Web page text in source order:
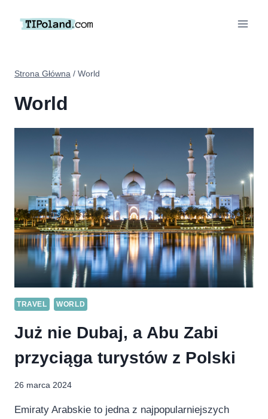
Strona Główna / World
World
TRAVEL WORLD
Już nie Dubaj, a Abu Zabi
przyciąga turystów z Polski
26 marca 2024
Emiraty Arabskie to jedna z najpopularniejszych